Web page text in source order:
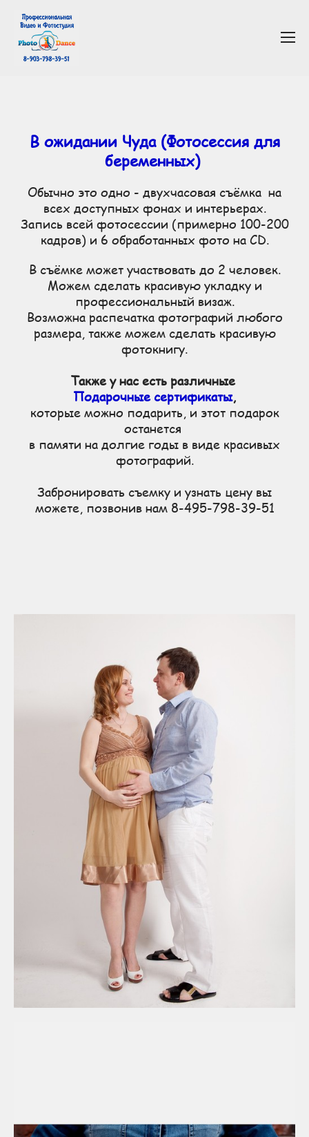
В ожидании Чуда (Фотосессия для
беременных)
Обычно это одно - двухчасовая съёмка на
всех доступных фонах и интерьерах.
Запись всей фотосессии (примерно 100-200
кадров) и 6 обработанных фото на CD.
В съёмке может участвовать до 2 человек.
Можем сделать красивую укладку и
профессиональный визаж.
Возможна распечатка фотографий любого
размера, также можем сделать красивую
фотокнигу.
Также у нас есть различные
Подарочные сертификаты,
которые можно подарить, и этот подарок
останется
в памяти на долгие годы в виде красивых
фотографий.
Забронировать съемку и узнать цену вы
можете, позвонив нам 8-495-798-39-51